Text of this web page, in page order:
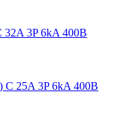
32A 3P 6kA 400В